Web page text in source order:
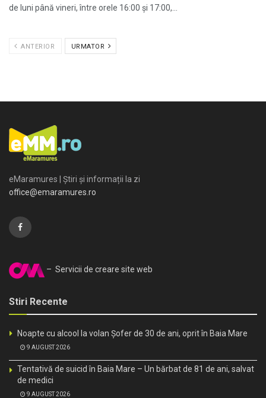
de luni până vineri, între orele 16:00 și 17:00,...
ANTERIOR URMATOR
eMaramures | Știri și informații la zi
office@emaramures.ro
– Servicii de creare site web
Stiri Recente
Noapte cu alcool la volan Șofer de 30 de ani, oprit în Baia Mare
9 AUGUST 2026
Tentativă de suicid în Baia Mare – Un bărbat de 81 de ani, salvat
de medici
9 AUGUST 2026